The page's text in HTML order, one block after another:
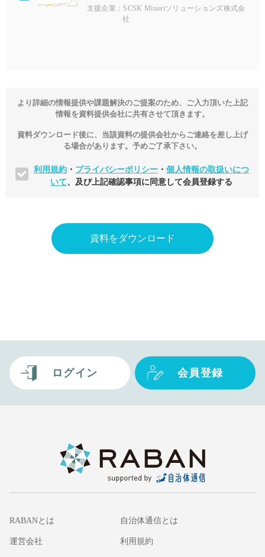
支援企業：SCSK Minoriソリューションズ株式会
社
より詳細の情報提供や課題解決のご提案のため、ご入力頂いた上記
情報を資料提供会社に共有させて頂きます。
資料ダウンロード後に、当該資料の提供会社からご連絡を差し上げ
る場合があります。予めご了承下さい。
利用規約 ・ プライバシーポリシー ・ 個人情報の取扱いにつ
いて、及び上記確認事項に同意して会員登録する
ログイン 会員登録
RABANとは 自治体通信とは
運営会社 利用規約